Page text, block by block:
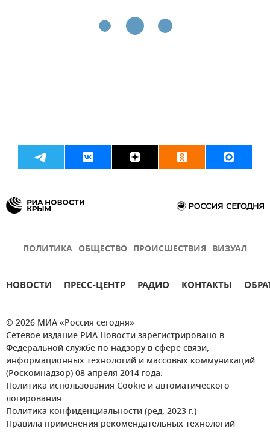
ПОЛИТИКА ОБЩЕСТВО ПРОИСШЕСТВИЯ ВИЗУАЛ
НОВОСТИ ПРЕСС-ЦЕНТР РАДИО КОНТАКТЫ
© 2026 МИА «Россия сегодня»
Сетевое издание РИА Новости зарегистрировано в
Федеральной службе по надзору в сфере связи,
информационных технологий и массовых коммуникаций
(Роскомнадзор) 08 апреля 2014 года.
Политика использования Cookie и автоматического
логирования
Политика конфиденциальности (ред. 2023 г.)
Правила применения рекомендательных технологий